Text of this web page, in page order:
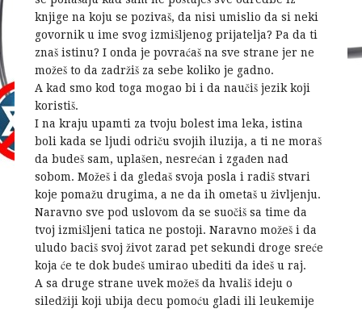
knjige na koju se pozivaš, da nisi umislio da si neki
govornik u ime svog izmišljenog prijatelja? Pa da ti
znaš istinu? I onda je povraćaš na sve strane jer ne
možeš to da zadržiš za sebe koliko je gadno.
A kad smo kod toga mogao bi i da naučiš jezik koji
koristiš.
I na kraju upamti za tvoju bolest ima leka, istina
boli kada se ljudi odriču svojih iluzija, a ti ne moraš
da budeš sam, uplašen, nesrećan i zgađen nad
sobom. Možeš i da gledaš svoja posla i radiš stvari
koje pomažu drugima, a ne da ih ometaš u življenju.
Naravno sve pod uslovom da se suočiš sa time da
tvoj izmišljeni tatica ne postoji. Naravno možeš i da
uludo baciš svoj život zarad pet sekundi droge sreće
koja će te dok budeš umirao ubediti da ideš u raj.
A sa druge strane uvek možeš da hvališ ideju o
siledžiji koji ubija decu pomoću gladi ili leukemije